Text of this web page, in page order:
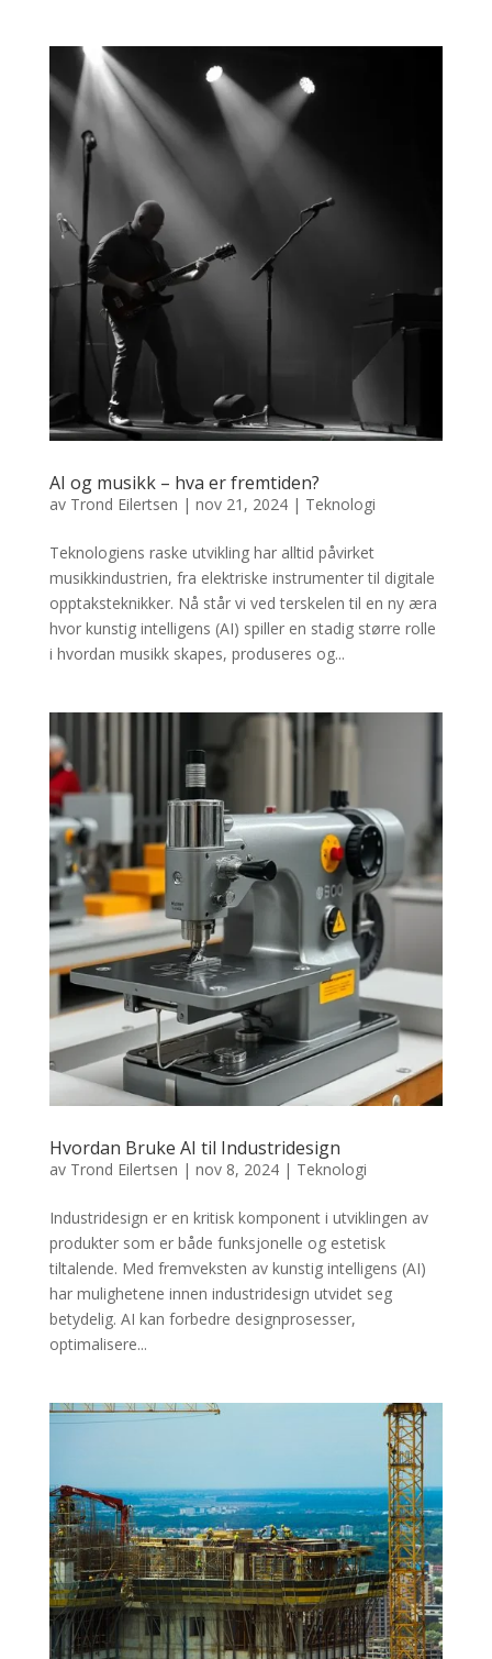
AI og musikk – hva er fremtiden?
av Trond Eilertsen | nov 21, 2024| Teknologi
Teknologiens raske utvikling har alltid påvirket
musikkindustrien, fra elektriske instrumenter til digitale
opptaksteknikker. Nå står vi ved terskelen til en ny æra
hvor kunstig intelligens (AI) spiller en stadig større rolle
i hvordan musikk skapes, produseres og...
Hvordan Bruke AI til Industridesign
av Trond Eilertsen | nov 8, 2024| Teknologi
Industridesign er en kritisk komponent i utviklingen av
produkter som er både funksjonelle og estetisk
tiltalende. Med fremveksten av kunstig intelligens (AI)
har mulighetene innen industridesign utvidet seg
betydelig. AI kan forbedre designprosesser,
optimalisere...